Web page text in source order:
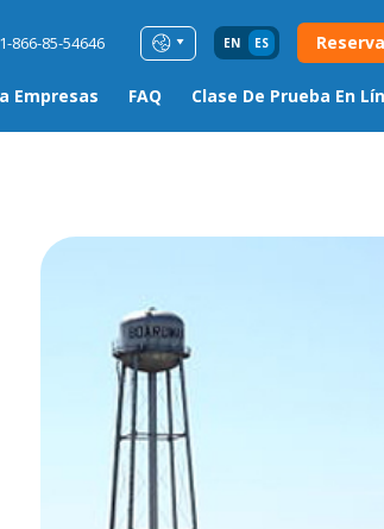
1-866-85-54646 EN ES
Empresas FAQ Clase De Prueba En